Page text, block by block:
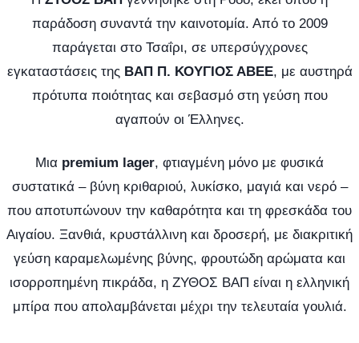
παράδοση συναντά την καινοτομία. Από το 2009
παράγεται στο Τσαΐρι, σε υπερσύγχρονες
εγκαταστάσεις της ΒΑΠ Π. ΚΟΥΓΙΟΣ ΑΒΕΕ, με αυστηρά
πρότυπα ποιότητας και σεβασμό στη γεύση που
αγαπούν οι Έλληνες.
Μια premium lager, φτιαγμένη μόνο με φυσικά
συστατικά – βύνη κριθαριού, λυκίσκο, μαγιά και νερό –
που αποτυπώνουν την καθαρότητα και τη φρεσκάδα του
Αιγαίου. Ξανθιά, κρυστάλλινη και δροσερή, με διακριτική
γεύση καραμελωμένης βύνης, φρουτώδη αρώματα και
ισορροπημένη πικράδα, η ΖΥΘΟΣ ΒΑΠ είναι η ελληνική
μπίρα που απολαμβάνεται μέχρι την τελευταία γουλιά.